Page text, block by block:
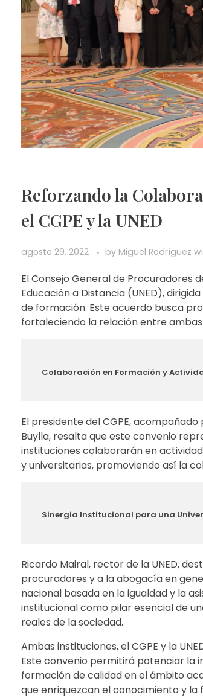
Reforzando la
el CGPE y la UNED
agosto 29, 2022 by Miguel Rodríguez
El Consejo General de Procuradores
Educación a Distancia (UNED),
de formación. Este acuerdo busca
fortaleciendo la relación entre
Colaboración en Formación y
El presidente del CGPE,
Buylla, resalta que este convenio
instituciones colaborarán en
y universitarias, promoviendo así la
Sinergia Institucional para una
Ricardo Mairal, rector de la UNED,
procuradores y a la abogacía en
nacional basada en la igualdad y la
institucional como pilar esencial de
reales de la sociedad.
Ambas instituciones, el CGPE y la
Este convenio permitirá potenciar la
formación de calidad en el ámbito
que enriquezcan el conocimiento y